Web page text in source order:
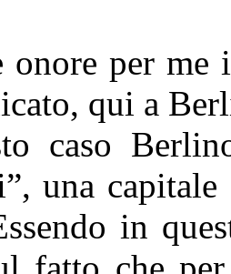
onore per me
qui a
caso
una
in